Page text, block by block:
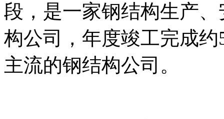
段，是一家钢结构生产
构公司，年度竣工完成
主流的钢结构公司。